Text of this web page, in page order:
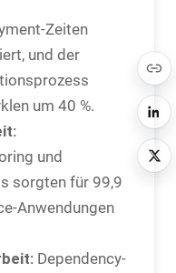
Zeiten
und der
um 40 %.
und
sorgten für 99,9
Anwendungen
Dependency-